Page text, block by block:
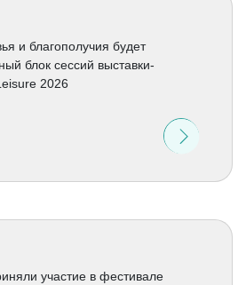
и благополучия будет
блок сессий выставки-
2026
участие в фестивале